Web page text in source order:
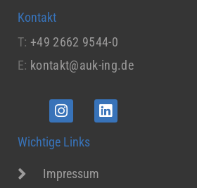
Kontakt
T: +49 2662 9544-0
E: kontakt@auk-ing.de
Wichtige Links
Impressum